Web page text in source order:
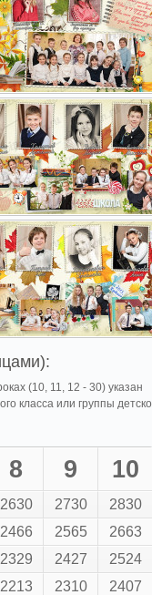
(10, 11, 12 - 30) указан
класса или группы
8 9 10
2630 2730 2830
2466 2565 2663
2329 2427 2524
2213 2310 2407